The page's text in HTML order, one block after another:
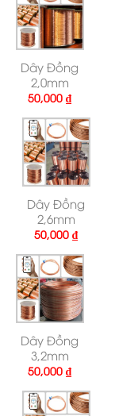
Dây Đồng
2,0mm
50,000₫
Dây Đồng
2,6mm
50,000₫
Dây Đồng
3,2mm
50,000₫